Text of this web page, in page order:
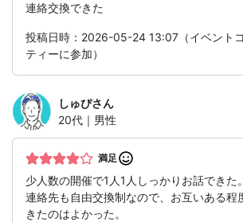
連絡交換できた
投稿日時：2026-05-24 13:07（イベント
ティーに参加）
しゅぴさん
20代｜男性
満足
少人数の開催で1人1人しっかりお話できた。
連絡先も自由交換制なので、お互いある程
きたのはよかった。